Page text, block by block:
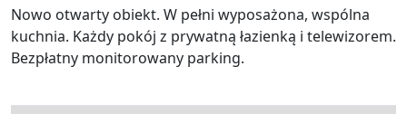
Nowo otwarty obiekt. W pełni wyposażona, wspólna
kuchnia. Każdy pokój z prywatną łazienką i telewizorem.
Bezpłatny monitorowany parking.